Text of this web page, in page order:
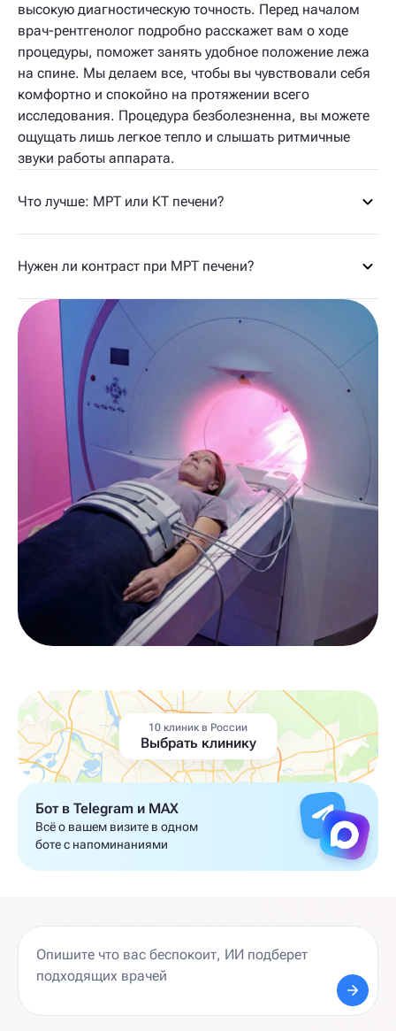
высокую диагностическую точность. Перед началом
врач-рентгенолог подробно расскажет вам о ходе
процедуры, поможет занять удобное положение лежа
на спине. Мы делаем все, чтобы вы чувствовали себя
комфортно и спокойно на протяжении всего
исследования. Процедура безболезненна, вы можете
ощущать лишь легкое тепло и слышать ритмичные
звуки работы аппарата.
Что лучше: МРТ или КТ печени?
Нужен ли контраст при МРТ печени?
10 клиник в России
Выбрать клинику
Бот в Telegram и MAX
Всё о вашем визите в одном
боте с напоминаниями